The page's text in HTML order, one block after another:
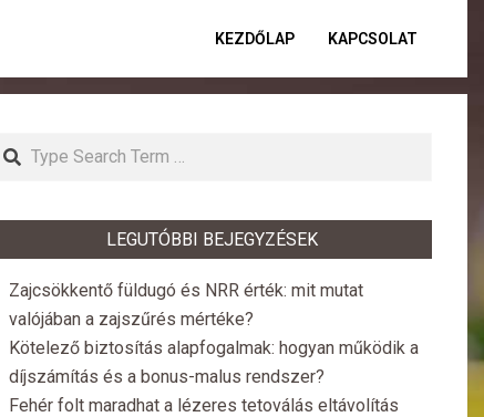
KEZDŐLAP KAPCSOLAT
Search
LEGUTÓBBI BEJEGYZÉSEK
Zajcsökkentő füldugó és NRR érték: mit mutat
valójában a zajszűrés mértéke?
Kötelező biztosítás alapfogalmak: hogyan működik a
díjszámítás és a bonus-malus rendszer?
Fehér folt maradhat a lézeres tetoválás eltávolítás